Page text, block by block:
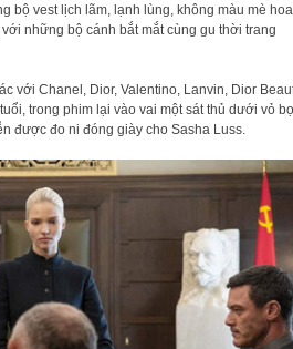
bộ vest lịch lãm, lạnh lùng, không màu mè
những bộ cánh bắt mắt cùng gu thời trang
với Chanel, Dior, Valentino, Lanvin, Dior
trong phim lại vào vai một sát thủ dưới vỏ
được đo ni đóng giày cho Sasha Luss.